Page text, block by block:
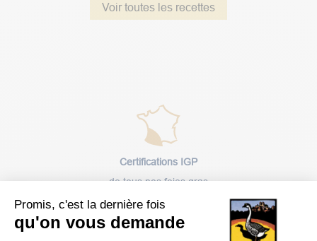
Promis, c'est la dernière fois
qu'on vous demande
Voir toutes les recettes
Certifications IGP
de tous nos foies gras